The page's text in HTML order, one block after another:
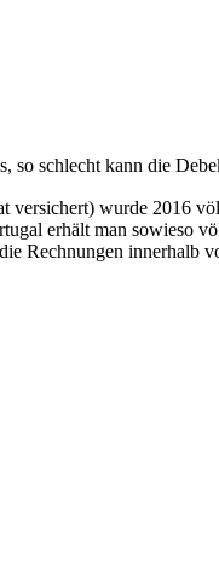
so schlecht kann die
wurde 2016
erhält man sowieso
Rechnungen innerhalb